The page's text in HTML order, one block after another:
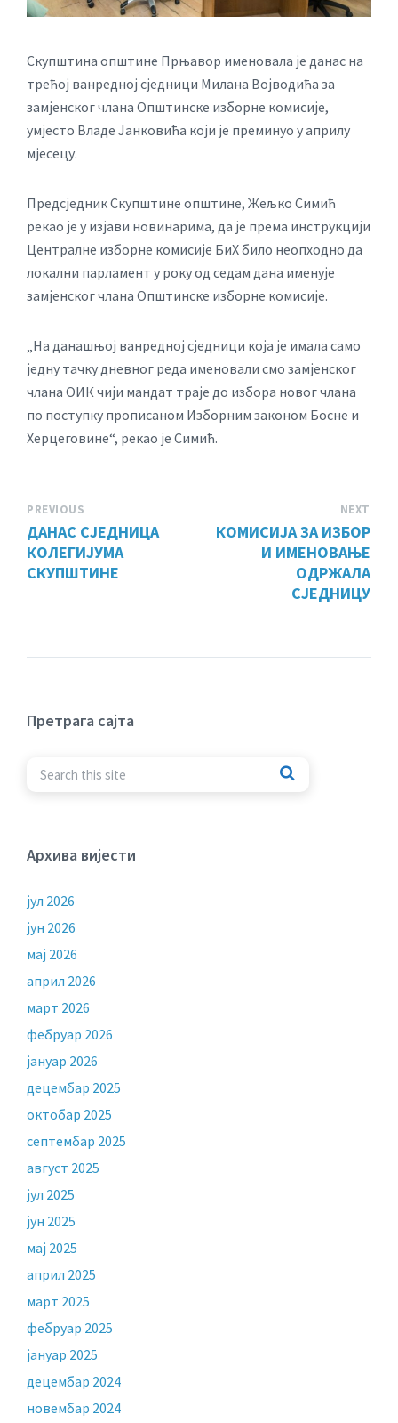
Скупштина општине Прњавор именовала је данас на
трећој ванредној сједници Милана Војводића за
замјенског члана Општинске изборне комисије,
умјесто Владe Јанковића који је преминуо у априлу
мјесецу.
Предсједник Скупштине општине, Жељко Симић
рекао је у изјави новинарима, да је према инструкцији
Централне изборне комисије БиХ било неопходно да
локални парламент у року од седам дана именује
замјенског члана Општинске изборне комисије.
„На данашњој ванредној сједници која је имала само
једну тачку дневног реда именовали смо замјенског
члана ОИК чији мандат траје до избора новог члана
по поступку прописаном Изборним законом Босне и
Херцеговине“, рекао је Симић.
PREVIOUS
ДАНАС СЈЕДНИЦА
КОЛЕГИЈУМА
СКУПШТИНЕ
NEXT
КОМИСИЈА ЗА ИЗБОР
И ИМЕНОВАЊЕ
ОДРЖАЛА
СЈЕДНИЦУ
Претрага сајта
Архива вијести
јул 2026
јун 2026
мај 2026
април 2026
март 2026
фебруар 2026
јануар 2026
децембар 2025
октобар 2025
септембар 2025
август 2025
јул 2025
јун 2025
мај 2025
април 2025
март 2025
фебруар 2025
јануар 2025
децембар 2024
новембар 2024